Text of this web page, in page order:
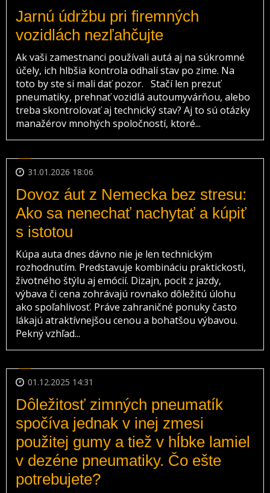
Jarnú údržbu pri firemných
vozidlách nezľahčujte
Ak vaši zamestnanci používali autá aj na súkromné
účely, ich hlbšia kontrola odhalí stav po zime. Na
toto by ste si mali dať pozor. Stačí len prezuť
pneumatiky, prehnať vozidlá autoumyvárňou, alebo
treba skontrolovať aj technický stav? Aj to sú otázky
manažérov mnohých spoločností, ktoré...
31.01.2026 18:06
Dovoz áut z Nemecka bez stresu:
Ako sa nenechať nachytať a kúpiť
s istotou
Kúpa auta dnes dávno nie je len technickým
rozhodnutím. Predstavuje kombináciu praktickosti,
životného štýlu aj emócií. Dizajn, pocit z jazdy,
výbava či cena zohrávajú rovnako dôležitú úlohu
ako spoľahlivosť. Práve zahraničné ponuky často
lákajú atraktívnejšou cenou a bohatšou výbavou.
Pekný vzhľad...
01.12.2025 14:31
Dôležitosť zimných pneumatík
spočíva jednak v inej zmesi
použitej gumy a tiež v hĺbke lamiel
v dezéne pneumatiky. Čo ešte
potrebujete?